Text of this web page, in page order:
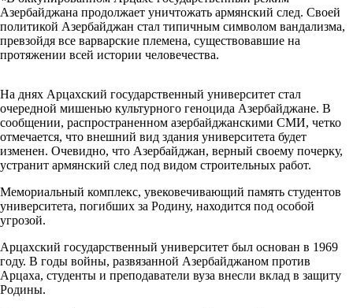
Азербайджана продолжает уничтожать армянский след. Своей
политикой Азербайджан стал типичным символом вандализма,
превзойдя все варварские племена, существовавшие на
протяжении всей истории человечества.
На днях Арцахский государственный университет стал
очередной мишенью культурного геноцида Азербайджане. В
сообщении, распространенном азербайджанскими СМИ, четко
отмечается, что внешний вид здания университета будет
изменен. Очевидно, что Азербайджан, верный своему почерку,
устранит армянский след под видом строительных работ.
Мемориальный комплекс, увековечивающий память студентов
университета, погибших за Родину, находится под особой
угрозой.
Арцахский государственный университет был основан в 1969
году. В годы войны, развязанной Азербайджаном против
Арцаха, студенты и преподаватели вуза внесли вклад в защиту
Родины.